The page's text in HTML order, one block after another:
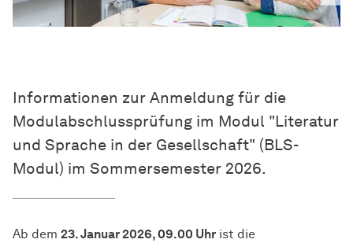
Informationen zur Anmeldung für die
Modul­ab­schluss­prü­fung im Modul "Literatur
und Sprache in der Gesellschaft" (BLS-
Modul) im Sommersemester 2026.
Ab dem 23. Januar 2026, 09.00 Uhr ist die